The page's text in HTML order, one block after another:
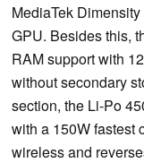
MediaTek
GPU. Besides this,
RAM support with
without secondary
section, the Li-Po
with a 150W fastest
wireless and